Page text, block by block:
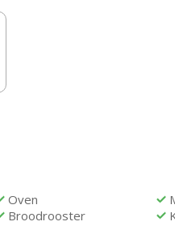
Oven
Broodrooster